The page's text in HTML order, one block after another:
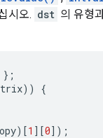
시오. dst 의 유형
};
))
{
) [1 ][0] );